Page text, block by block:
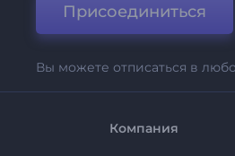
Присоединиться
Вы можете отписаться в
Компания